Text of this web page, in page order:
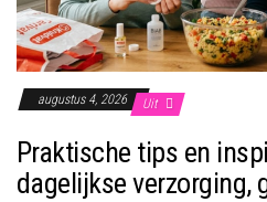
augustus 4, 2026 Uit
Praktische tips en
dagelijkse verzorging,